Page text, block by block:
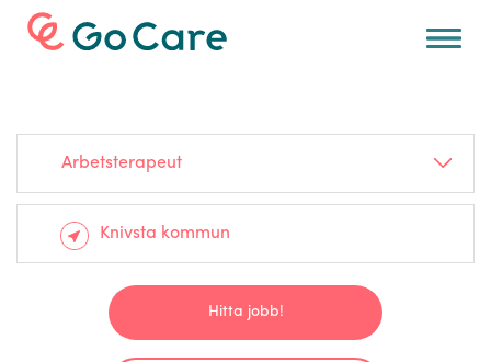
För arbetsgivare
Arbetsterapeut
Hitta jobb!